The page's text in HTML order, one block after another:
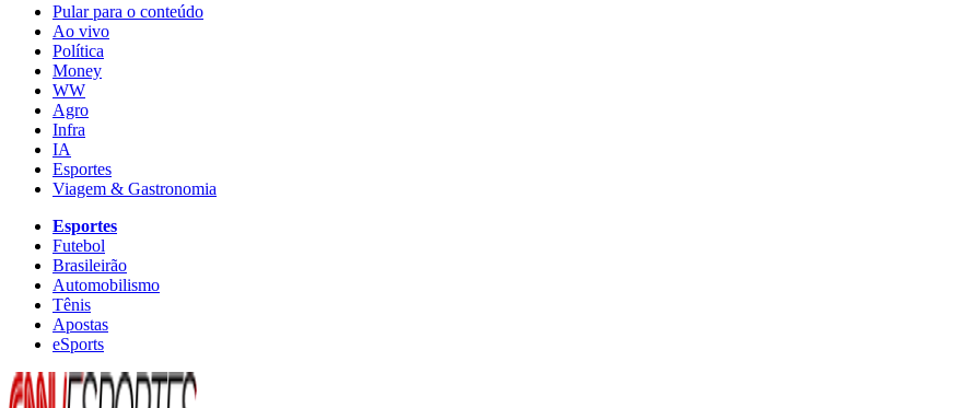
Pular para o conteúdo
Ao vivo
Política
Money
WW
Agro
Infra
IA
Esportes
Viagem & Gastronomia
Esportes
Futebol
Brasileirão
Automobilismo
Tênis
Apostas
eSports